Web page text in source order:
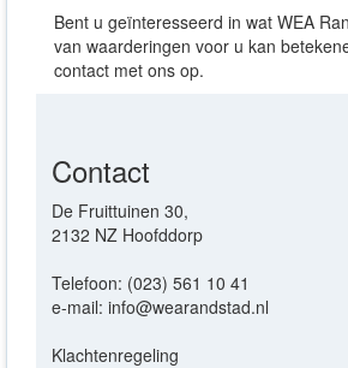
Bent u geïnteresseerd in wat WEA
van waarderingen voor u kan
contact met ons op.
Contact
De Fruittuinen 30,
2132 NZ Hoofddorp
Telefoon: (023) 561 10 41
e-mail: info@wearandstad.nl
Klachtenregeling